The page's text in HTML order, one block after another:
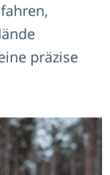
präzise